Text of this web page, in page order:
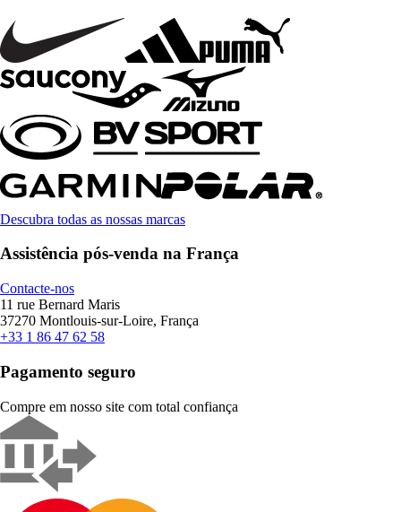
Descubra todas as nossas marcas
Assistência pós-venda na França
Contacte-nos
11 rue Bernard Maris
37270 Montlouis-sur-Loire, França
+33 1 86 47 62 58
Pagamento seguro
Compre em nosso site com total confiança